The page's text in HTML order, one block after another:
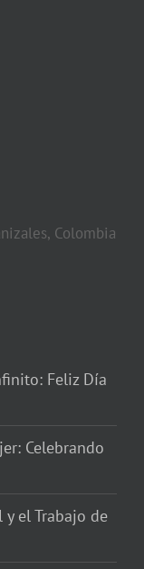
Colombia
Feliz Día
Celebrando
el Trabajo de